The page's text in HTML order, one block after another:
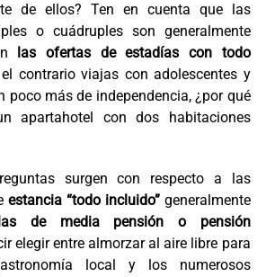
de ellos? Ten en cuenta que las
o cuádruples son generalmente
las ofertas de estadías con todo
contrario viajas con adolescentes y
poco más de independencia, ¿por qué
apartahotel con dos habitaciones
surgen con respecto a las
estancia “todo incluido”generalmente
de media pensión o pensión
elegir entre almorzar al aire libre para
local y los numerosos